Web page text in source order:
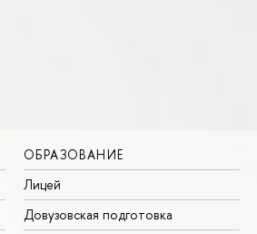
ОБРАЗОВАНИЕ
Лицей
Довузовская подготовка